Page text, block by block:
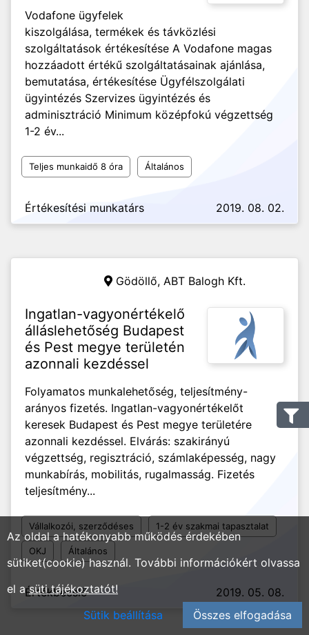
Vodafone ügyfelek
kiszolgálása, termékek és távközlési
szolgáltatások értékesítése A Vodafone magas
hozzáadott értékű szolgáltatásainak ajánlása,
bemutatása, értékesítése Ügyfélszolgálati
ügyintézés Szervizes ügyintézés és
adminisztráció Minimum középfokú végzettség
1-2 év...
Teljes munkaidő 8 óra Általános
Értékesítési munkatárs 2019. 08. 02.
Gödöllő, ABT Balogh Kft.
Ingatlan-vagyonértékelő
álláslehetőség Budapest
és Pest megye területén
azonnali kezdéssel
Folyamatos munkalehetőség, teljesítmény-
arányos fizetés. Ingatlan-vagyonértékelőt
keresek Budapest és Pest megye területére
azonnali kezdéssel. Elvárás: szakirányú
végzettség, regisztráció, számlaképesség, nagy
munkabírás, mobilitás, rugalmasság. Fizetés
teljesítmény...
Vállalkozói, szerződéses 1-2 év szakmai tapasztalat
OKJ Általános
Értékbecslő 2019. 05. 08.
Az oldal a hatékonyabb működés érdekében
sütiket(cookie) használ. További információkért olvassa
el asüti tájékoztatót!
Sütik beállítása
Összes elfogadása